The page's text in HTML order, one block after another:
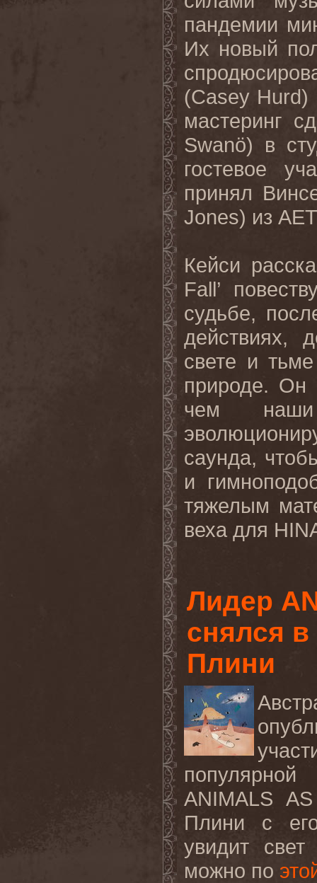
пандемии
Их новый
(Casey Hurd)
мастеринг
Swanö) в
гостевое
принял
Jones) из
Кейси
Fall’
судьбе,
действиях,
свете и
природе. Он
чем
наши
саунда,
и
тяжелым
веха для
Лидер
снялся в
Плини
популярной
ANIMALS
Плини с
увидит
можно по